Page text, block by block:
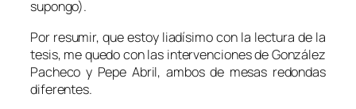
supongo).
Por resumir, que estoy liadísimo con la lectura de la
tesis, me quedo con las intervenciones de González
Pacheco y Pepe Abril, ambos de mesas redondas
diferentes.